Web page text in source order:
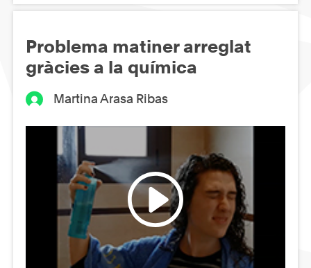
Problema matiner arreglat
gràcies a la química
Martina Arasa Ribas